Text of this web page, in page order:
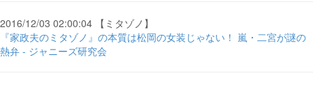
2016/12/03 02:00:04 【ミタゾノ】
『家政夫のミタゾノ』の本質は松岡の女装じゃない！ 嵐・二宮が謎の
熱弁 - ジャニーズ研究会